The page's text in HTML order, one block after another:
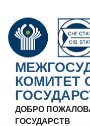
КОМИТЕТ
ДОБРО
ГОСУДАРСТВ